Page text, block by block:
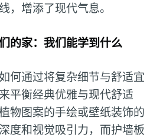
，增添了现代气息。
的家：我们能学到什么
何通过将复杂细节与舒适宜
平衡经典优雅与现代舒适
物图案的手绘或壁纸装饰的
度和视觉吸引力，而护墙板